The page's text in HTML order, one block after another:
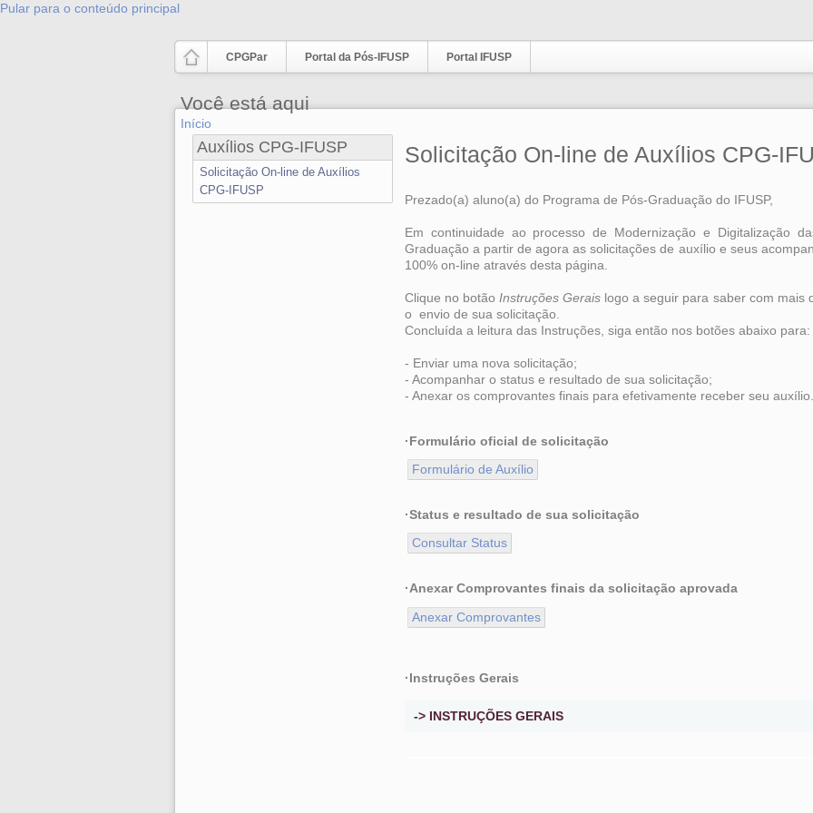
Pular para o conteúdo principal
CPGPar Portal da Pós-IFUSP Portal IFUSP
Você está aqui
Início
Auxílios CPG-IFUSP
Solicitação On-line de Auxílios
CPG-IFUSP
Solicitação On-line de Auxílios CPG-
Prezado(a) aluno(a) do Programa de Pós-Graduação do IFUSP,
Em continuidade ao processo de Modernização e Digitalização
Graduação a partir de agora as solicitações de auxílio e seus
100% on-line através desta página.
Clique no botãoInstruções Gerais logo a seguir para saber com mais
o envio de sua solicitação.
Concluída a leitura das Instruções, siga então nos botões abaixo para:
- Enviar uma nova solicitação;
- Acompanhar o status e resultado de sua solicitação;
- Anexar os comprovantes finais para efetivamente receber seu auxílio.
·Formulário oficial de solicitação
Formulário de Auxílio
·Status e resultado de sua solicitação
Consultar Status
·Anexar Comprovantes finais da solicitação aprovada
Anexar Comprovantes
·Instruções Gerais
-> INSTRUÇÕES GERAIS